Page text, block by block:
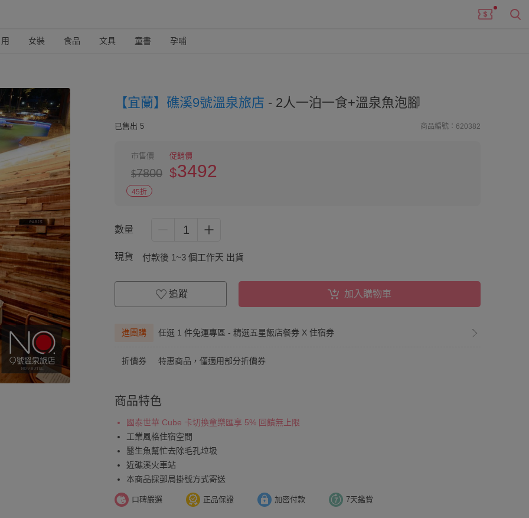
女裝 食品 文具 童書 孕哺
【宜蘭】礁溪9號溫泉旅店 - 2人一泊一食+溫泉魚泡腳
已售出 5 商品編號：620382
市售價
$7800
促銷價
$3492
45折
數量 1
現貨 付款後 1~3 個工作天 出貨
追蹤 加入購物車
進團購 任選 1 件免運專區 - 精選五星飯店餐券 X 住宿券
折價券 特惠商品，僅適用部分折價券
商品特色
國泰世華 Cube 卡切換童樂匯享 5% 回饋無上限
工業風格住宿空間
醫生魚幫忙去除毛孔垃圾
近礁溪火車站
本商品採郵局掛號方式寄送
口碑嚴選 正品保證 加密付款 7天鑑賞